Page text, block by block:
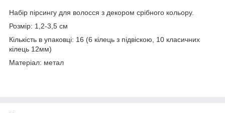
Набір пірсингу для волосся з декором срібного кольору.
Розмір: 1,2-3,5 см
Кількість в упаковці: 16 (6 кілець з підвіскою, 10 класичних
кілець 12мм)
Матеріал: метал